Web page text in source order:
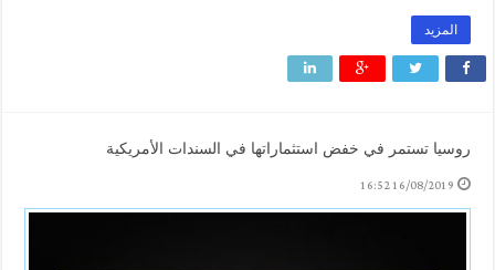
المزيد
روسيا تستمر في خفض استثماراتها في السندات الأمريكية
16/08/2019 16:52